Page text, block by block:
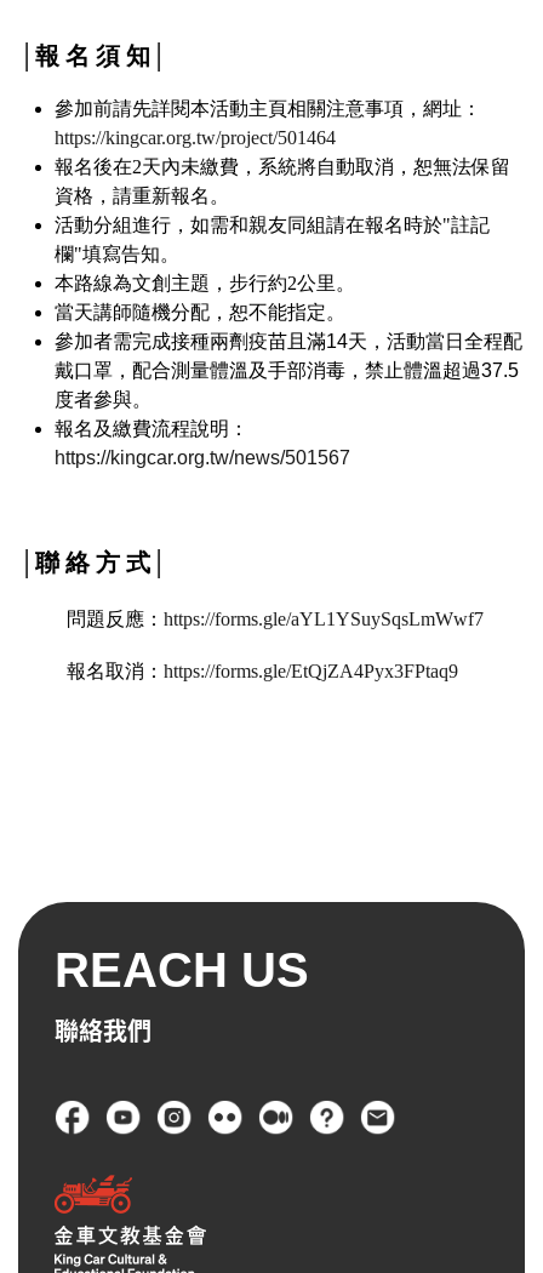
│報 名 須 知│
參加前請先詳閱本活動主頁相關注意事項，網址：
https://kingcar.org.tw/project/501464
報名後在2天內未繳費，系統將自動取消，恕無法保留
資格，請重新報名。
活動分組進行，如需和親友同組請在報名時於"註記
欄"填寫告知。
本路線為文創主題，步行約2公里。
當天講師隨機分配，恕不能指定。
參加者需完成接種兩劑疫苗且滿14天，活動當日全程配
戴口罩，配合測量體溫及手部消毒，禁止體溫超過37.5
度者參與。
報名及繳費流程說明：
https://kingcar.org.tw/news/501567
│聯 絡 方 式│
問題反應： https://forms.gle/aYL1YSuySqsLmWwf7
報名取消： https://forms.gle/EtQjZA4Pyx3FPtaq9
REACH US
聯絡我們
頁尾